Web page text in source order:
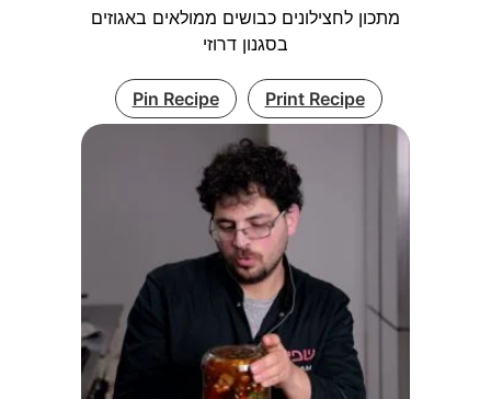
מתכון לחצילונים כבושים ממולאים באגוזים
בסגנון דרוזי
Print Recipe
Pin Recipe